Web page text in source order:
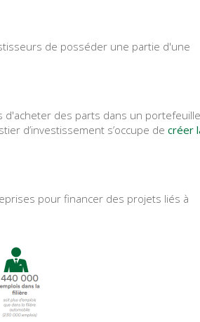
de posséder une partie d'une
des parts dans un portefeuille
d’investissement s’occupe de créer
pour financer des projets liés à